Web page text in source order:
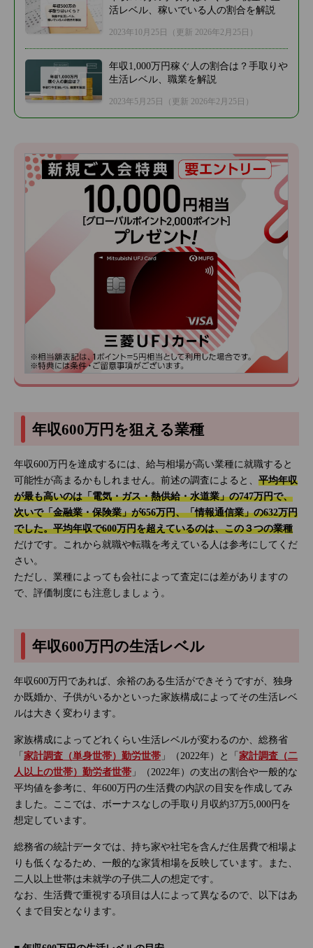
活レベル、稼いでいる人の割合を解説
2023年10月25日 （更新 2026年2月25日）
年収1,000万円稼ぐ人の割合は？手取りや
生活レベル、職業を解説
2023年5月25日 （更新 2026年2月25日）
年収600万円を狙える業種
年収600万円を達成するには、給与相場が高い業種に就職すると
可能性が高まるかもしれません。前述の調査によると、 平均年収
が最も高いのは「電気・ガス・熱供給・水道業」の747万円で、
次いで「金融業・保険業」が656万円、「情報通信業」の632万円
でした。平均年収で600万円を超えているのは、この３つの業種
だけです。これから就職や転職を考えている人は参考にしてくだ
さい。
ただし、業種によっても会社によって査定には差がありますの
で、評価制度にも注意しましょう。
年収600万円の生活レベル
年収600万円であれば、余裕のある生活ができそうですが、独身
か既婚か、子供がいるかといった家族構成によってその生活レベ
ルは大きく変わります。
家族構成によってどれくらい生活レベルが変わるのか、総務省
「 家計調査（単身世帯）勤労世帯 」（2022年）と「 家計調査（二
人以上の世帯）勤労者世帯 」（2022年）の支出の割合や一般的な
平均値を参考に、年600万円の生活費の内訳の目安を作成してみ
ました。ここでは、ボーナスなしの手取り月収約37万5,000円を
想定しています。
総務省の統計データでは、持ち家や社宅を含んだ住居費で相場よ
りも低くなるため、一般的な家賃相場を反映しています。また、
二人以上世帯は未就学の子供二人の想定です。
なお、生活費で重視する項目は人によって異なるので、以下はあ
くまで目安となります。